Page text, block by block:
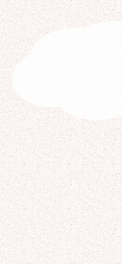
アリ駆除業者ガ
方
のシロアリ駆除業者 » 足立